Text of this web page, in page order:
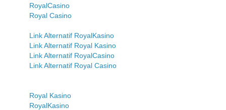
RoyalCasino
Royal Casino
Link Alternatif RoyalKasino
Link Alternatif Royal Kasino
Link Alternatif RoyalCasino
Link Alternatif Royal Casino
Royal Kasino
RoyalKasino